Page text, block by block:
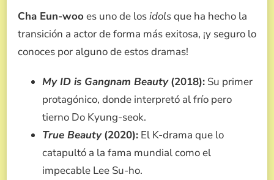
Cha Eun-woo es uno de losidolsque ha hecho la
transición a actor de forma más exitosa, ¡y seguro lo
conoces por alguno de estos dramas!
My ID is Gangnam Beauty (2018): Su primer
protagónico, donde interpretó al frío pero
tierno Do Kyung-seok.
True Beauty (2020): El K-drama que lo
catapultó a la fama mundial como el
impecable Lee Su-ho.